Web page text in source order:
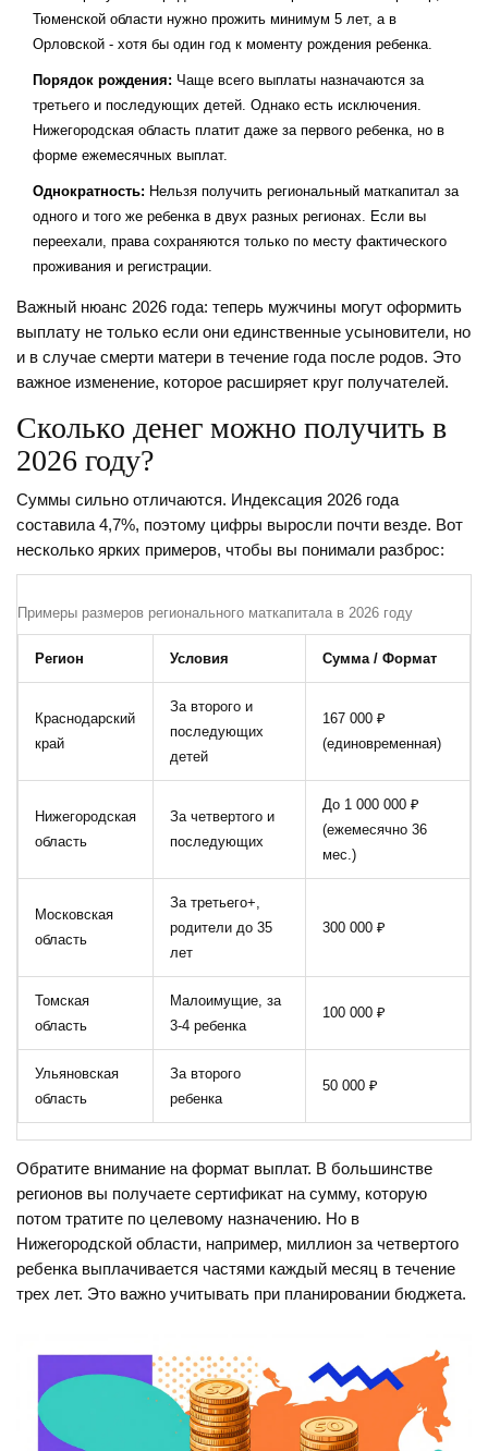
Тюменской области нужно прожить минимум 5 лет, а в
Орловской - хотя бы один год к моменту рождения ребенка.
Порядок рождения: Чаще всего выплаты назначаются за
третьего и последующих детей. Однако есть исключения.
Нижегородская область платит даже за первого ребенка, но в
форме ежемесячных выплат.
Однократность: Нельзя получить региональный маткапитал за
одного и того же ребенка в двух разных регионах. Если вы
переехали, права сохраняются только по месту фактического
проживания и регистрации.
Важный нюанс 2026 года: теперь мужчины могут оформить
выплату не только если они единственные усыновители, но
и в случае смерти матери в течение года после родов. Это
важное изменение, которое расширяет круг получателей.
Сколько денег можно получить в
2026 году?
Суммы сильно отличаются. Индексация 2026 года
составила 4,7%, поэтому цифры выросли почти везде. Вот
несколько ярких примеров, чтобы вы понимали разброс:
Примеры размеров регионального маткапитала в 2026 году
Регион Условия Сумма / Формат
Краснодарский
край
За второго и
последующих
детей
167 000 ₽
(единовременная)
Нижегородская
область
За четвертого и
последующих
До 1 000 000 ₽
(ежемесячно 36
мес.)
Московская
область
За третьего+,
родители до 35
лет
300 000 ₽
Томская
область
Малоимущие, за
3-4 ребенка
100 000 ₽
Ульяновская
область
За второго
ребенка
50 000 ₽
Обратите внимание на формат выплат. В большинстве
регионов вы получаете сертификат на сумму, которую
потом тратите по целевому назначению. Но в
Нижегородской области, например, миллион за четвертого
ребенка выплачивается частями каждый месяц в течение
трех лет. Это важно учитывать при планировании бюджета.